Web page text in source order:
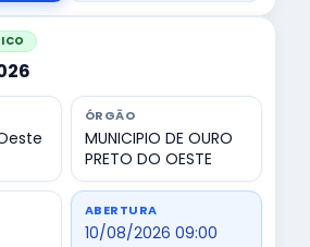
ÓRGÃO
MUNICIPIO DE OURO
PRETO DO OESTE
ABERTURA
10/08/2026 09:00